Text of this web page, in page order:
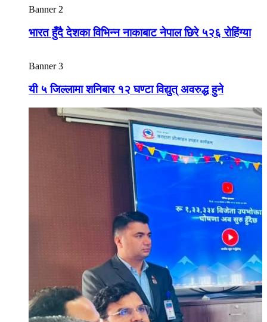
Banner 2
भारत हुँदै देशका विभिन्न नाकाबाट नेपाल छिरे ५२६ रोहिंग्या
Banner 3
यी ५ जिल्लामा शनिबार १२ घण्टा विद्युत् अवरुद्ध हुने